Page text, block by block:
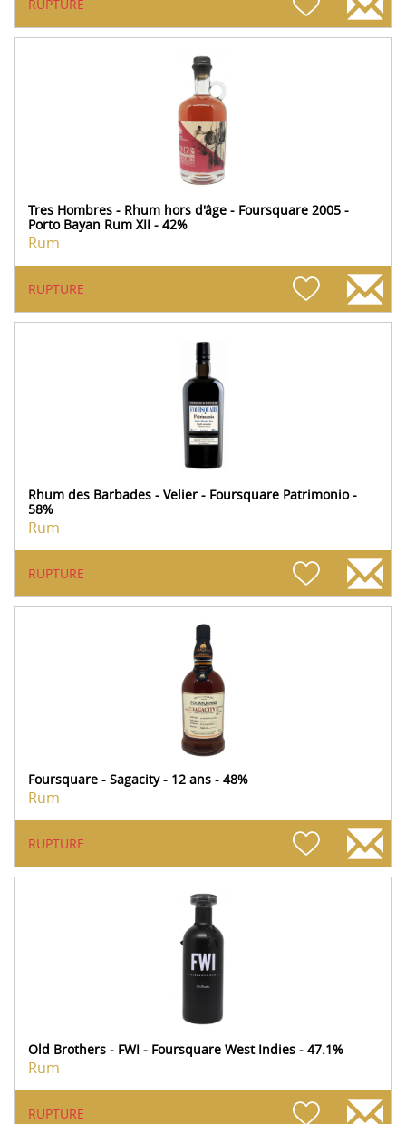
RUPTURE
Tres Hombres - Rhum hors d'âge - Foursquare 2005 -
Porto Bayan Rum XII - 42%
Rum
RUPTURE
Rhum des Barbades - Velier - Foursquare Patrimonio -
58%
Rum
RUPTURE
Foursquare - Sagacity - 12 ans - 48%
Rum
RUPTURE
Old Brothers - FWI - Foursquare West Indies - 47.1%
Rum
RUPTURE